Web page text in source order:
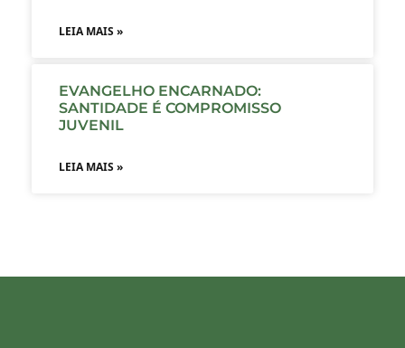
LEIA MAIS »
EVANGELHO ENCARNADO:
SANTIDADE É COMPROMISSO
JUVENIL
LEIA MAIS »